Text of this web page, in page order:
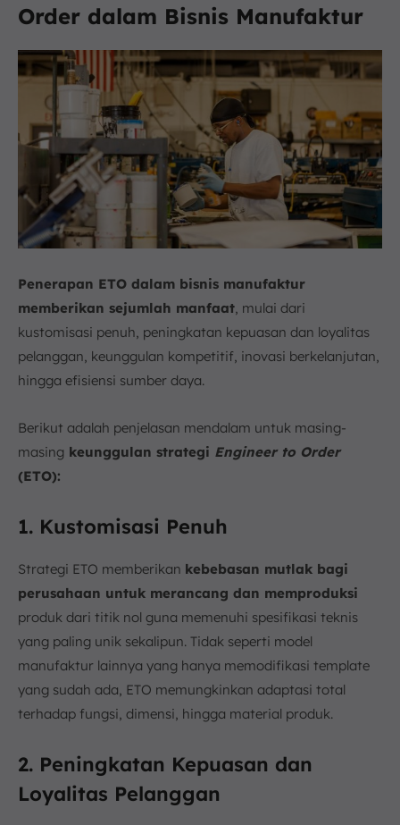
Order dalam Bisnis Manufaktur
Penerapan ETO dalam bisnis manufaktur
memberikan sejumlah manfaat , mulai dari
kustomisasi penuh, peningkatan kepuasan dan loyalitas
pelanggan, keunggulan kompetitif, inovasi berkelanjutan,
hingga efisiensi sumber daya.
Berikut adalah penjelasan mendalam untuk masing-
masing keunggulan strategi Engineer to Order
(ETO):
1. Kustomisasi Penuh
Strategi ETO memberikan kebebasan mutlak bagi
perusahaan untuk merancang dan memproduksi
produk dari titik nol guna memenuhi spesifikasi teknis
yang paling unik sekalipun. Tidak seperti model
manufaktur lainnya yang hanya memodifikasi template
yang sudah ada, ETO memungkinkan adaptasi total
terhadap fungsi, dimensi, hingga material produk.
2. Peningkatan Kepuasan dan
Loyalitas Pelanggan